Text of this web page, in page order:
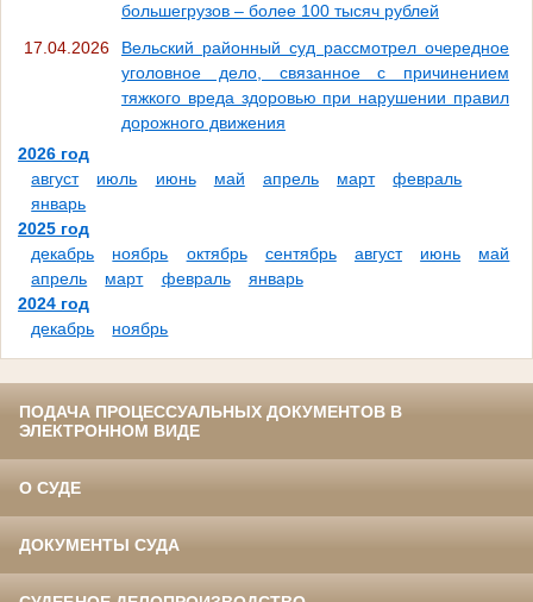
большегрузов – более 100 тысяч рублей
17.04.2026
Вельский районный суд рассмотрел очередное
уголовное дело, связанное с причинением
тяжкого вреда здоровью при нарушении правил
дорожного движения
2026 год
август
июль июнь май апрель март
февраль
январь
2025 год
декабрь
ноябрь октябрь сентябрь август июнь
май
апрель
март февраль
январь
2024 год
декабрь
ноябрь
ПОДАЧА ПРОЦЕССУАЛЬНЫХ ДОКУМЕНТОВ В
ЭЛЕКТРОННОМ ВИДЕ
О СУДЕ
ДОКУМЕНТЫ СУДА